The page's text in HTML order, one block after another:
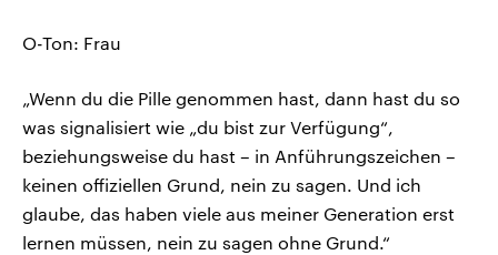
O-Ton: Frau
„Wenn du die Pille genommen hast, dann hast du so
was signalisiert wie „du bist zur Verfügung“,
beziehungsweise du hast – in Anführungszeichen –
keinen offiziellen Grund, nein zu sagen. Und ich
glaube, das haben viele aus meiner Generation erst
lernen müssen, nein zu sagen ohne Grund.“